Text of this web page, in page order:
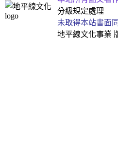
分級規定處理
未取得本站書面
地平線文化事業